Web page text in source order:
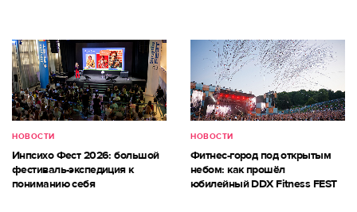
НОВОСТИ
Инпсихо Фест 2026: большой
фестиваль-экспедиция к
пониманию себя
НОВОСТИ
Фитнес-город под открытым
небом: как прошёл
юбилейный DDX Fitness FEST